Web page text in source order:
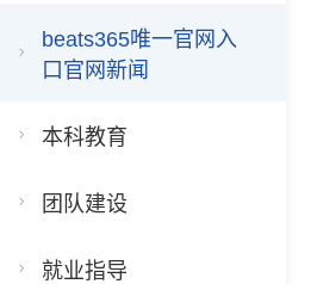
beats365唯一官网入
口官网新闻
本科教育
团队建设
就业指导